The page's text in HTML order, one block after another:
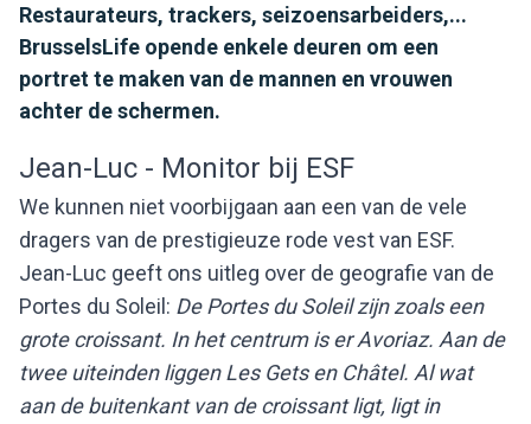
Restaurateurs, trackers, seizoensarbeiders,...
BrusselsLife opende enkele deuren om een
portret te maken van de mannen en vrouwen
achter de schermen.
Jean-Luc - Monitor bij ESF
We kunnen niet voorbijgaan aan een van de vele
dragers van de prestigieuze rode vest van ESF.
Jean-Luc geeft ons uitleg over de geografie van de
Portes du Soleil: De Portes du Soleil zijn zoals een
grote croissant. In het centrum is er Avoriaz. Aan de
twee uiteinden liggen Les Gets en Châtel. Al wat
aan de buitenkant van de croissant ligt, ligt in